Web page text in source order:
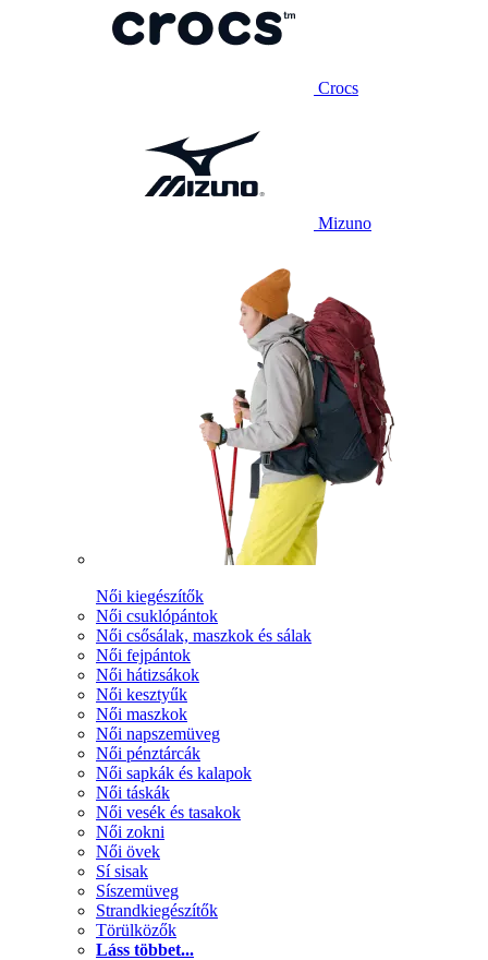
Crocs
Mizuno
Női kiegészítők
Női csuklópántok
Női csősálak, maszkok és sálak
Női fejpántok
Női hátizsákok
Női kesztyűk
Női maszkok
Női napszemüveg
Női pénztárcák
Női sapkák és kalapok
Női táskák
Női vesék és tasakok
Női zokni
Női övek
Sí sisak
Síszemüveg
Strandkiegészítők
Törülközők
Láss többet...